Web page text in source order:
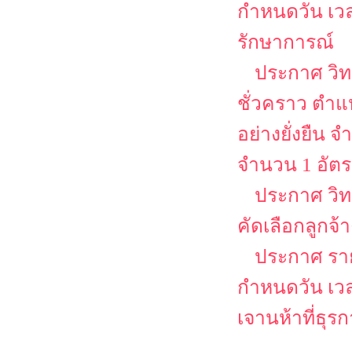
กำหนดวัน เว
รักษาการณ์
ประกาศ วิ
ชั่วคราว ตำแ
อย่างยั่งยืน
จำนวน 1 อัต
ประกาศ วิ
คัดเลือกลูกจ้
ประกาศ ร
กำหนดวัน เ
เจานห้าที่ธุร